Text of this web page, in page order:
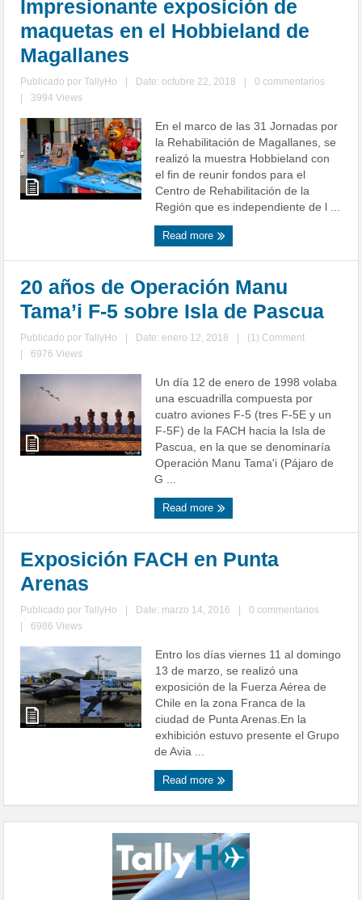
Impresionante exposición de
maquetas en el Hobbieland de
Magallanes
Publicado porTallyHo Date: octubre 22, 2018
0 commentarios
3994 Views
En el marco de las 31 Jornadas por
la Rehabilitación de Magallanes, se
realizó la muestra Hobbieland con
el fin de reunir fondos para el
Centro de Rehabilitación de la
Región que es independiente de l ...
Read more
20 años de Operación Manu
Tama’i F-5 sobre Isla de Pascua
Publicado porTallyHo Date: enero 12, 2018
(1) Comment
6976 Views
Un día 12 de enero de 1998 volaba
una escuadrilla compuesta por
cuatro aviones F-5 (tres F-5E y un
F-5F) de la FACH hacia la Isla de
Pascua, en la que se denominaría
Operación Manu Tama'i (Pájaro de
G ...
Read more
Exposición FACH en Punta
Arenas
Publicado porTallyHo Date: marzo 14, 2016
0 commentarios
6986 Views
Entro los días viernes 11 al domingo
13 de marzo, se realizó una
exposición de la Fuerza Aérea de
Chile en la zona Franca de la
ciudad de Punta Arenas.En la
exhibición estuvo presente el Grupo
de Avia ...
Read more